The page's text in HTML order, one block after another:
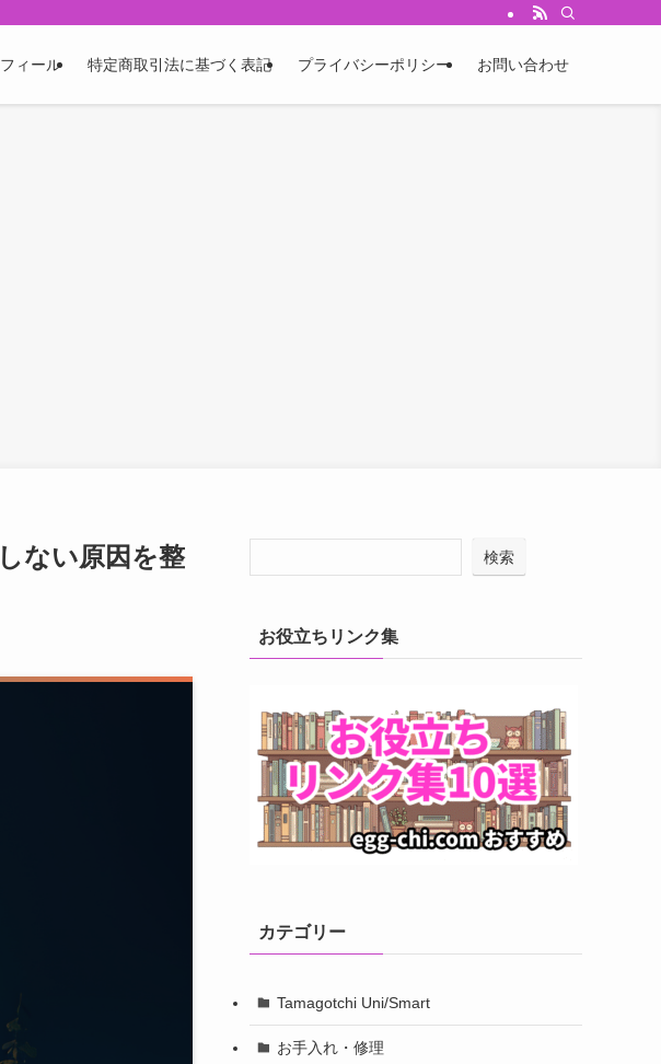
ィール 特定商取引法に基づく表記 プライバシーポリシー お問い合わせ
ない原因を整
検索
お役立ちリンク集
カテゴリー
Tamagotchi Uni/Smart
お手入れ・修理